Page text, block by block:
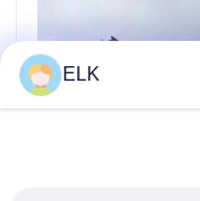
Sprawy
Poproś o wycenę
ELK